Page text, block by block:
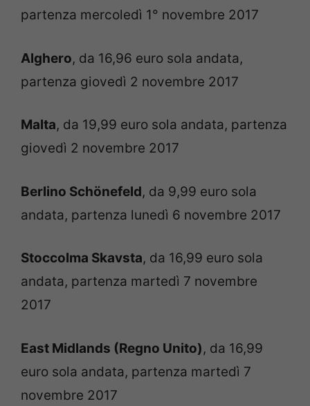
partenza mercoledì 1° novembre 2017
Alghero, da 16,96 euro sola andata,
partenza giovedì 2 novembre 2017
Malta, da 19,99 euro sola andata, partenza
giovedì 2 novembre 2017
Berlino Schönefeld, da 9,99 euro sola
andata, partenza lunedì 6 novembre 2017
Stoccolma Skavsta, da 16,99 euro sola
andata, partenza martedì 7 novembre
2017
East Midlands (Regno Unito), da 16,99
euro sola andata, partenza martedì 7
novembre 2017